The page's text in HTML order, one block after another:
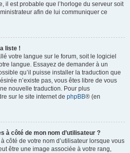
il est probable que l’horloge du serveur soit
afin de lui communiquer ce
liste !
votre langue sur le forum, soit le logiciel
langue. Essayez de demander à un
qu’il puisse installer la traduction que
n’existe pas, vous êtes libre de vous
nouvelle traduction. Pour plus
sur le site internet de phpBB® (en
à côté de mon nom d’utilisateur ?
côté de votre nom d’utilisateur lorsque vous
être une image associée à votre rang,